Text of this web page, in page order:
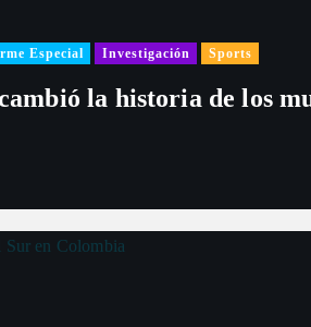
Especial Investigación Sports
la historia de los